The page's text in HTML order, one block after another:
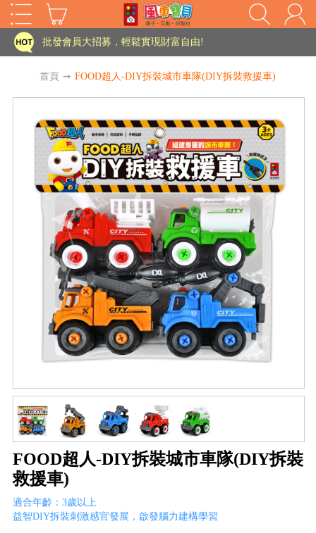
HOT
家長樂了!「風車書版集團暨FOOD超人企業總部」目前正興建中!
批發會員大招募，輕鬆實現財富自由!
老師您好!!幼教會員火熱招募中~
海外購物免煩惱！點我查看『海外購物流程說明』
批發會員大招募，輕鬆實現財富自由!
老師您好!!幼教會員火熱招募中~
海外購物免煩惱！點我查看『海外購物流程說明』
首頁 ➙ FOOD超人-DIY拆裝城市車隊(DIY拆裝救援車)
FOOD超人-DIY拆裝城市車隊(DIY拆裝
救援車)
適合年齡：3歲以上
益智DIY拆裝刺激感官發展，啟發腦力建構學習